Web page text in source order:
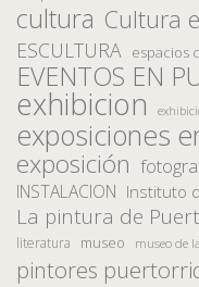
cultura Cultura
ESCULTURA espacios
EVENTOS EN
exhibicion
exposiciones
exposición
INSTALACION Instituto
La pintura de
literatura museo museo de
pintores